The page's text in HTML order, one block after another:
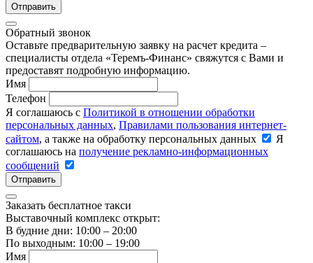
Отправить
Обратный звонок
Оставьте предварительную заявку на расчет кредита –
специалисты отдела «Теремъ-Финанс» свяжутся с Вами и
предоставят подробную информацию.
Имя
Телефон
Я соглашаюсь с Политикой в отношении обработки
персональных данных, Правилами пользования интернет-
сайтом, а также на обработку персональных данных
Я
соглашаюсь на получение рекламно-информационных
сообщений
Отправить
Заказать бесплатное такси
Выставочный комплекс открыт:
В будние дни: 10:00 – 20:00
По выходным: 10:00 – 19:00
Имя